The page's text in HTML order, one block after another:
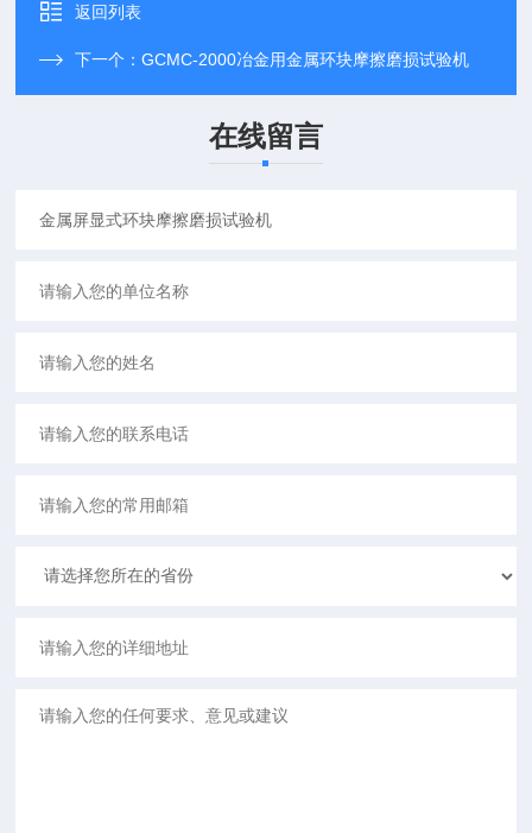
返回列表
下一个：GCMC-2000冶金用金属环块摩擦磨损试验机
在线留言